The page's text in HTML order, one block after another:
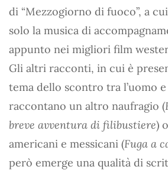
di “Mezzogiorno di fuoco”, a
solo la musica di
appunto nei migliori film
Gli altri racconti, in cui è
tema dello scontro tra l’uomo
raccontano un altro naufragio (
breve avventura di filibustiere)
americani e messicani (Fuga a
però emerge una qualità di